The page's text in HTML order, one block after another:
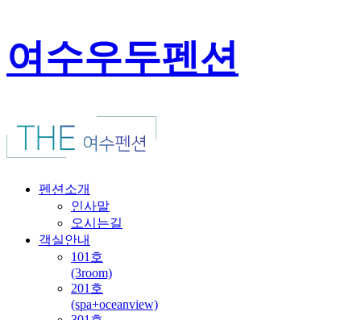
여수우두펜션
펜션소개
인사말
오시는길
객실안내
101호
(3room)
201호
(spa+oceanview)